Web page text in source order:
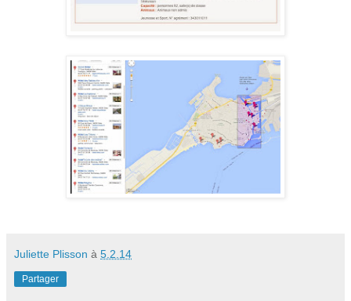
Juliette Plisson à 5.2.14
Partager